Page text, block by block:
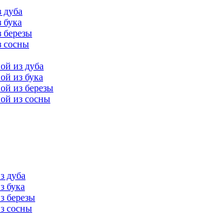
дуба
березы
сосны
из дуба
из бука
из березы
из сосны
дуба
бука
березы
сосны